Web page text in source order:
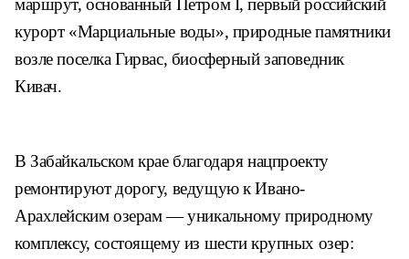
маршрут, основанный Петром I, первый российский
курорт «Марциальные воды», природные памятники
возле поселка Гирвас, биосферный заповедник
Кивач.
В Забайкальском крае благодаря нацпроекту
ремонтируют дорогу, ведущую к Ивано-
Арахлейским озерам ― уникальному природному
комплексу, состоящему из шести крупных озер: